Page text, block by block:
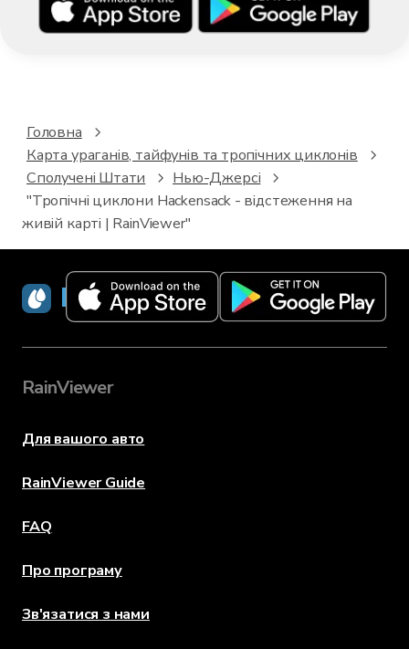
Головна
Карта ураганів, тайфунів та тропічних циклонів
Сполучені Штати
Нью-Джерсі
"Тропічні циклони Hackensack - відстеження на
живій карті | RainViewer"
RainViewer
RainViewer
Для вашого авто
RainViewer Guide
FAQ
Про програму
Зв'язатися з нами